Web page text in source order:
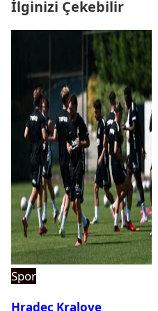
İlginizi Çekebilir
Spor
Hradec Kralove